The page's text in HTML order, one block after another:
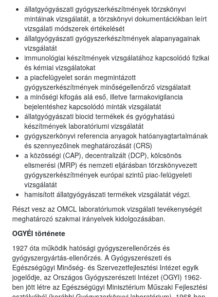
állatgyógyászati gyógyszerkészítmények törzskönyvi
mintáinak vizsgálatát, a törzskönyvi dokumentációkban leírt
vizsgálati módszerek értékelését
állatgyógyászati gyógyszerkészítmények alapanyagainak
vizsgálatát
immunológiai készítmények vizsgálatához kapcsolódó fizikai
és kémiai vizsgálatokat
a piacfelügyelet során megmintázott
gyógyszerkészítmények minőségellenőrző vizsgálatait
a minőségi kifogás alá eső, illetve farmakovigilancia
bejelentéshez kapcsolódó minták vizsgálatát
állatgyógyászati biocid termékek és gyógyhatású
készítmények laboratóriumi vizsgálatát
gyógyszerkönyvi referencia anyagok hatóanyagtartalmának
és szennyezőinek meghatározását (CRS)
a közösségi (CAP), decentralizált (DCP), kölcsönös
elismerési (MRP) és nemzeti eljárásban törzskönyvezett
gyógyszerkészítmények európai szintű piac-felügyeleti
vizsgálatát
hamisított állatgyógyászati termékek vizsgálatát végzi.
Részt vesz az OMCL laboratóriumok vizsgálati tevékenységét
meghatározó szakmai irányelvek kidolgozásában.
OGYÉI története
1927 óta működik hatósági gyógyszerellenőrzés és
gyógyszergyártás-ellenőrzés. A Gyógyszerészeti és
Egészségügyi Minőség- és Szervezetfejlesztési Intézet egyik
jogelődje, az Országos Gyógyszerészeti Intézet (OGYI) 1962-
ben jött létre az Egészségügyi Minisztérium Műszaki Fejlesztési